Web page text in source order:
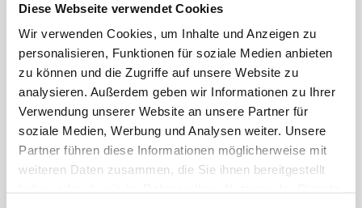
Diese Webseite verwendet Cookies
Wir verwenden Cookies, um Inhalte und Anzeigen zu
personalisieren, Funktionen für soziale Medien anbieten
zu können und die Zugriffe auf unsere Website zu
analysieren. Außerdem geben wir Informationen zu Ihrer
Verwendung unserer Website an unsere Partner für
soziale Medien, Werbung und Analysen weiter. Unsere
Partner führen diese Informationen möglicherweise mit
weiteren Daten zusammen, die Sie ihnen bereitgestellt
26. Juni 2026
28. Enjoy Jazz Festival – Abschluss mit Brad
Mehldau solo